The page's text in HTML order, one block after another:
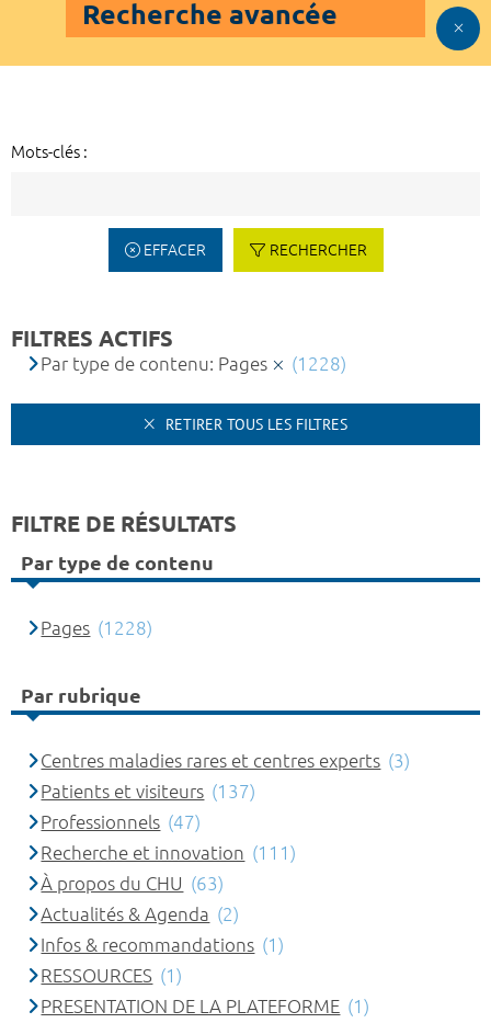
Recherche avancée
Mots-clés :
EFFACER RECHERCHER
FILTRES ACTIFS
Par type de contenu: Pages (1228)
RETIRER TOUS LES FILTRES
FILTRE DE RÉSULTATS
Par type de contenu
Pages (1228)
Par rubrique
Centres maladies rares et centres experts (3)
Patients et visiteurs (137)
Professionnels (47)
Recherche et innovation (111)
À propos du CHU (63)
Actualités & Agenda (2)
Infos & recommandations (1)
RESSOURCES (1)
PRESENTATION DE LA PLATEFORME (1)